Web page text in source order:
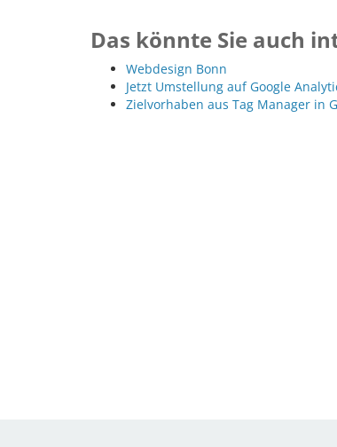
Das könnte Sie auch
Webdesign Bonn
Jetzt Umstellung auf Google
Zielvorhaben aus Tag Manager in